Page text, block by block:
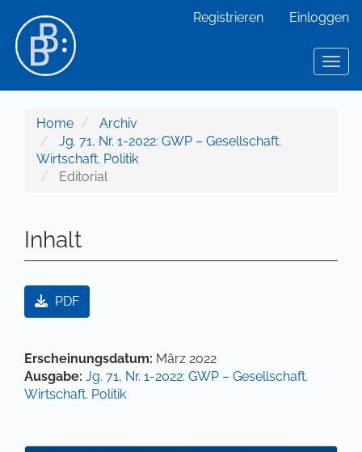
Hauptinhalt
Sidebar
Registrieren Einloggen
Home
Archiv
Jg. 71, Nr. 1-2022: GWP – Gesellschaft.
Wirtschaft. Politik
Editorial
Inhalt
Artikel-Sidebar
PDF
Hauptsächlicher Artikelinhalt
Artikel-Details
Erscheinungsdatum: März 2022
Ausgabe: Jg. 71, Nr. 1-2022: GWP – Gesellschaft.
Wirtschaft. Politik